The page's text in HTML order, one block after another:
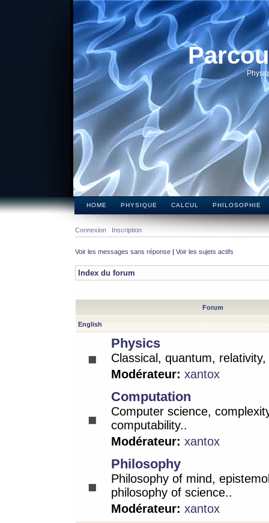
HOME PHYSIQUE CALCUL PHILOSOPHIE
Connexion Inscription
Voir les messages sans réponse | Voir les sujets actifs
Index du forum
Forum
English
Physics
Classical, quantum,
Modérateur: xantox
Computation
Computer science,
computability..
Modérateur: xantox
Philosophy
Philosophy of mind,
philosophy of science..
Modérateur: xantox